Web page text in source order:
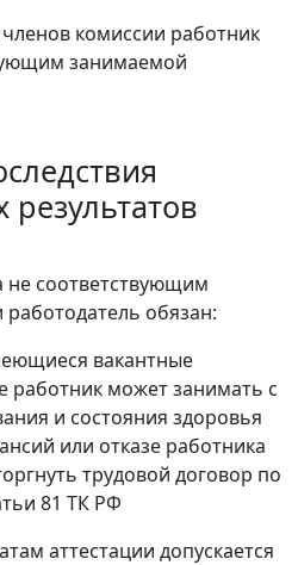
комиссии работник
занимаемой
не соответствующим
обязан:
вакантные
работник может занимать с
и состояния здоровья
или отказе работника
трудовой договор по
81 ТК РФ
аттестации допускается